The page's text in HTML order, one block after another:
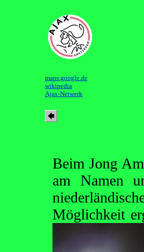
maps.google.de
wikipedia
Ajax-Netwerk
Beim Jong
am Namen
Möglichkeit